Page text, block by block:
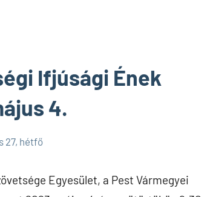
Ifjúsági Ének
4.
27, hétfő
Egyesület, a Pest Vármegyei